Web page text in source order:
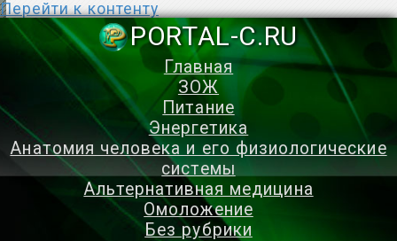
Перейти к контенту
PORTAL-
Главная
ЗОЖ
Питание
Энергетика
Анатомия человека и его физиологические
системы
Альтернативная медицина
Омоложение
Без рубрики